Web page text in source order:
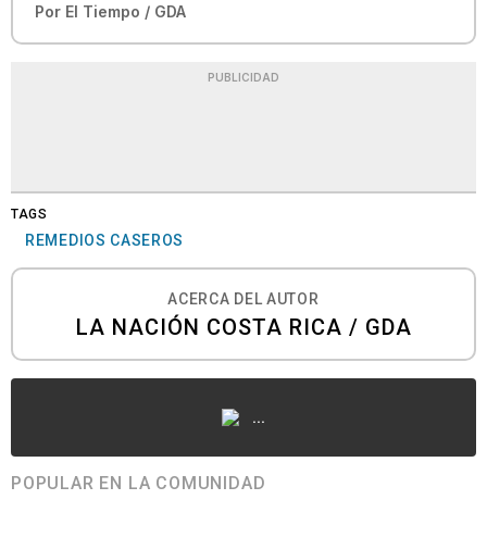
Por El Tiempo / GDA
PUBLICIDAD
TAGS
REMEDIOS CASEROS
ACERCA DEL AUTOR
LA NACIÓN COSTA RICA / GDA
...
POPULAR EN LA COMUNIDAD